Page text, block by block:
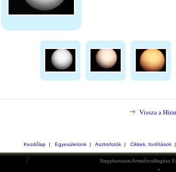
Vissza a
Kezdőlap| Egyesületünk| Asztrofotók| Cikkek, fordítások
Nagykanizsai Amatőrcsillagász